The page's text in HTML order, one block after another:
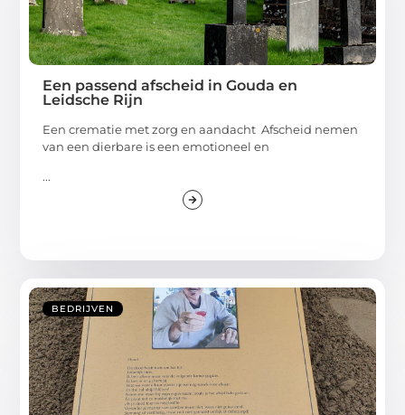
Een passend afscheid in Gouda en
Leidsche Rijn
Een crematie met zorg en aandacht Afscheid nemen
van een dierbare is een emotioneel en
...
BEDRIJVEN